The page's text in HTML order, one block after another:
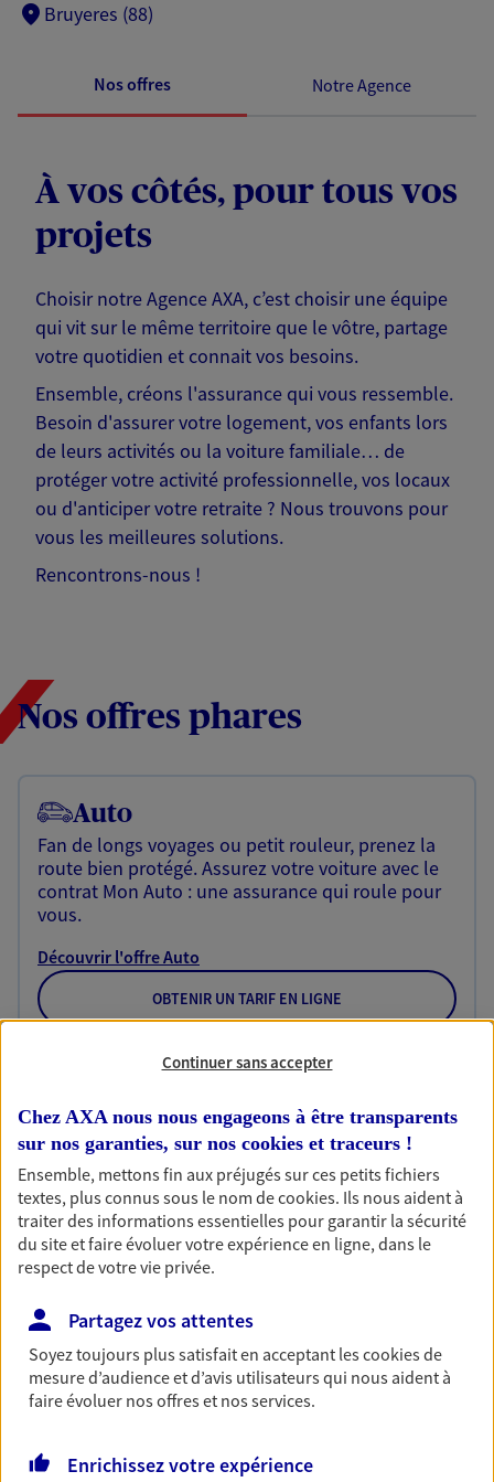
Bruyeres (88)
Nos offres Notre Agence
À vos côtés, pour tous vos
projets
Choisir notre Agence AXA, c’est choisir une équipe
qui vit sur le même territoire que le vôtre, partage
votre quotidien et connait vos besoins.
Ensemble, créons l'assurance qui vous ressemble.
Besoin d'assurer votre logement, vos enfants lors
de leurs activités ou la voiture familiale… de
protéger votre activité professionnelle, vos locaux
ou d'anticiper votre retraite ? Nous trouvons pour
vous les meilleures solutions.
Rencontrons-nous !
Nos offres phares
Auto
Fan de longs voyages ou petit rouleur, prenez la
route bien protégé. Assurez votre voiture avec le
contrat Mon Auto : une assurance qui roule pour
vous.
Découvrir l'offre Auto
OBTENIR UN TARIF EN LIGNE
Votre logement est unique, comme vous. Le
contrat Ma Maison assure votre sérénité en
protégeant ce qui vous tient à coeur.
Découvrir l'offre Habitation
OBTENIR UN TARIF EN LIGNE
Garantie Accidents de la Vie
Bricoleuse, féru de jardinage, pâtissier en herbe
ou grande lectrice… personne n'est à l'abri d'un
accident du quotidien. Avec Ma Protection
revenus.
Continuer sans accepter
Chez AXA nous nous engageons à être transparents
sur nos garanties, sur nos cookies et traceurs !
Ensemble, mettons fin aux préjugés sur ces petits fichiers
textes, plus connus sous le nom decookies. Ils nous aident à
traiter des informations essentielles pour garantir la sécurité
du site et faire évoluer votre expérience en ligne, dans le
respect de votre vie privée.
Partagez vos attentes
Soyez toujours plus satisfait en acceptant lescookiesde
mesure d’audience et d’avis utilisateurs qui nous aident à
faire évoluer nos offres et nos services.
Enrichissez votre expérience